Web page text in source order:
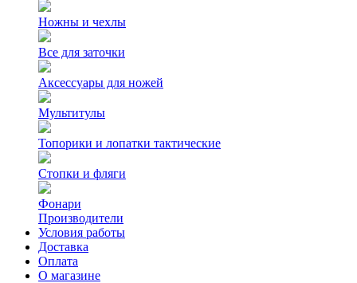
Ножны и чехлы
Все для заточки
Аксессуары для ножей
Мультитулы
Топорики и лопатки тактические
Стопки и фляги
Фонари
Производители
Условия работы
Доставка
Оплата
О магазине